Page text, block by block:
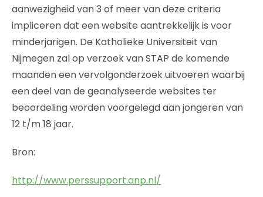
aanwezigheid van 3 of meer van deze criteria
impliceren dat een website aantrekkelijk is voor
minderjarigen. De Katholieke Universiteit van
Nijmegen zal op verzoek van STAP de komende
maanden een vervolgonderzoek uitvoeren waarbij
een deel van de geanalyseerde websites ter
beoordeling worden voorgelegd aan jongeren van
12 t/m 18 jaar.
Bron:
http://www.perssupport.anp.nl/